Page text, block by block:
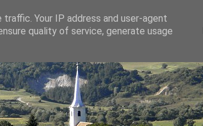
Your IP address and user-agent
quality of service, generate usage